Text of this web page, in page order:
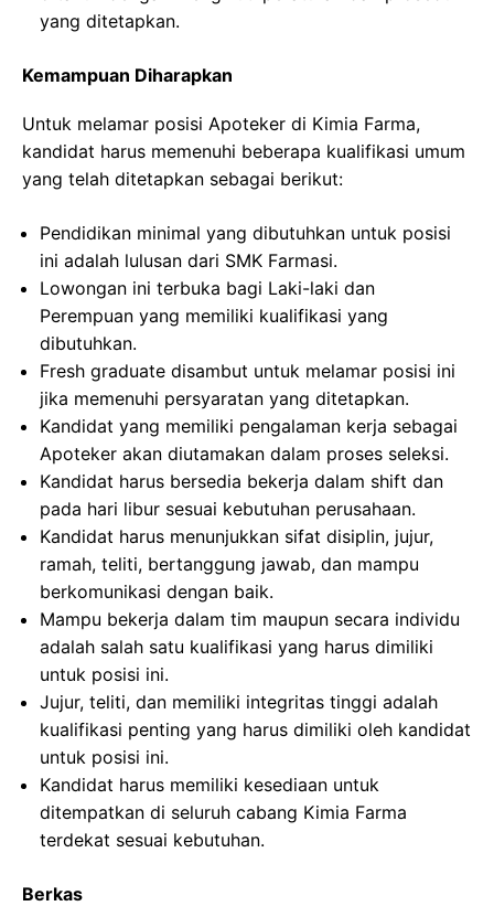
yang ditetapkan.
Kemampuan Diharapkan
Untuk melamar posisi Apoteker di Kimia Farma,
kandidat harus memenuhi beberapa kualifikasi umum
yang telah ditetapkan sebagai berikut:
Pendidikan minimal yang dibutuhkan untuk posisi
ini adalah lulusan dari SMK Farmasi.
Lowongan ini terbuka bagi Laki-laki dan
Perempuan yang memiliki kualifikasi yang
dibutuhkan.
Fresh graduate disambut untuk melamar posisi ini
jika memenuhi persyaratan yang ditetapkan.
Kandidat yang memiliki pengalaman kerja sebagai
Apoteker akan diutamakan dalam proses seleksi.
Kandidat harus bersedia bekerja dalam shift dan
pada hari libur sesuai kebutuhan perusahaan.
Kandidat harus menunjukkan sifat disiplin, jujur,
ramah, teliti, bertanggung jawab, dan mampu
berkomunikasi dengan baik.
Mampu bekerja dalam tim maupun secara individu
adalah salah satu kualifikasi yang harus dimiliki
untuk posisi ini.
Jujur, teliti, dan memiliki integritas tinggi adalah
kualifikasi penting yang harus dimiliki oleh kandidat
untuk posisi ini.
Kandidat harus memiliki kesediaan untuk
ditempatkan di seluruh cabang Kimia Farma
terdekat sesuai kebutuhan.
Berkas